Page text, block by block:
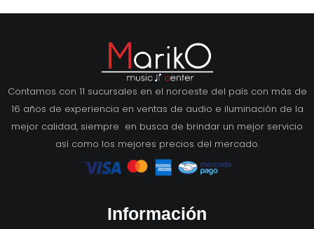
Contamos con 11 sucursales en el noroeste del país con más de
16 años de experiencia en ventas de audio e iluminación de la
mejor calidad, siempre en busca de brindar un mejor servicio
así como los mejores precios del mercado.
Información